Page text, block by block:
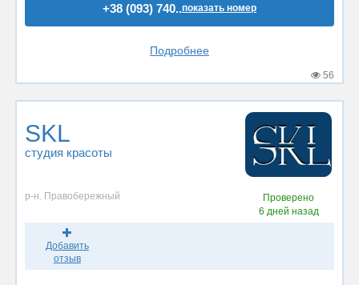
+38 (093) 740..показать номер
Подробнее
56
SKL
студия красоты
р-н. Правобережный
Проверено
6 дней назад
Добавить
отзыв